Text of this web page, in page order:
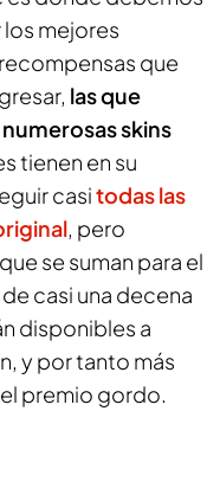
mejores
que
las que
skins
tienen en su
casitodas las
, pero
se suman para el
casi una decena
disponibles a
y por tanto más
premio gordo.